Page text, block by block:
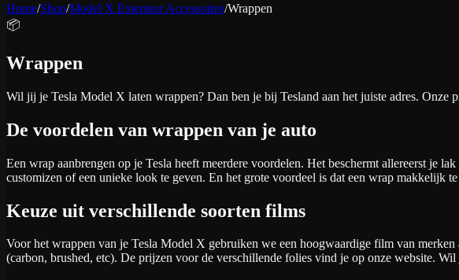
Home/Shop/Model X Exterieur Accessoires/Wrappen
📦
Wrappen
Wil jij je Tesla Model X laten wrappen? Dan ben je bij Tesland aan het juiste adres. Onze
De voordelen van wrappen van je auto
Een wrap aanbrengen op je Tesla heeft meerdere voordelen. Het beschermt allereerst je
customizen of een unieke look te geven. En het grote voordeel is dat een wrap makkelijk
Keuze uit verschillende soorten films
Voor het wrappen van je Tesla Model X gebruiken we een hoogwaardige film van
(carbon, brushed, etc). De prijzen voor de verschillende folies vind je op onze website.